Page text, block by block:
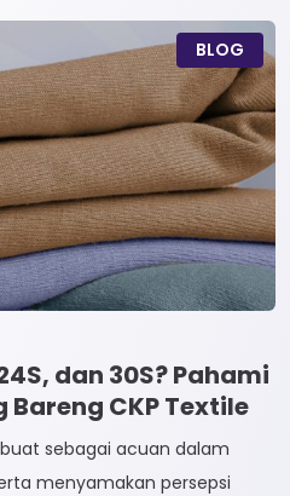
BLOG
dan 30S? Pahami
Bareng CKP Textile
sebagai acuan dalam
menyamakan persepsi